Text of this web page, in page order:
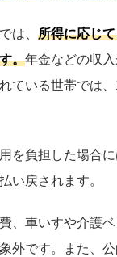
は、 所得に応じ
。年金などの収
ている世帯では
を負担した場合
い戻されます。
、車いすや介護
外です。また、